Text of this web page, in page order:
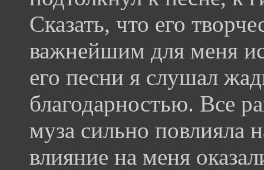
Сказать, что его
важнейшим для меня
его песни я слушал
благодарностью. Все
муза сильно повлияла
влияние на меня